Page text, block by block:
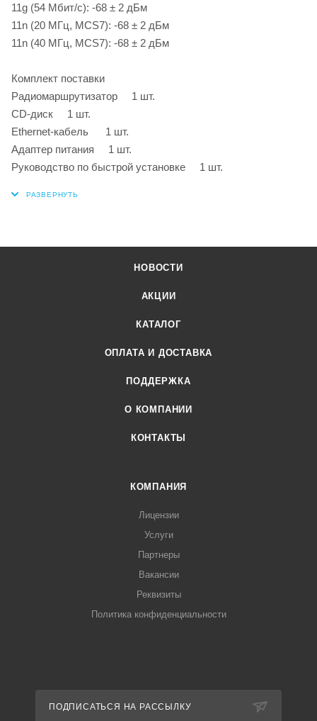
11g (54 Мбит/с): ‐68 ± 2 дБм
11n (20 МГц, MCS7): ‐68 ± 2 дБм
11n (40 МГц, MCS7): ‐68 ± 2 дБм
Комплект поставки
Радиомаршрутизатор 1 шт.
CD-диск 1 шт.
Ethernet-кабель 1 шт.
Адаптер питания 1 шт.
Руководство по быстрой установке 1 шт.
НОВОСТИ
АКЦИИ
КАТАЛОГ
ОПЛАТА И ДОСТАВКА
ПОДДЕРЖКА
О КОМПАНИИ
КОНТАКТЫ
КОМПАНИЯ
Лицензии
Услуги
Партнеры
Вакансии
Реквизиты
Политика конфиденциальности
ПОДПИСАТЬСЯ НА РАССЫЛКУ